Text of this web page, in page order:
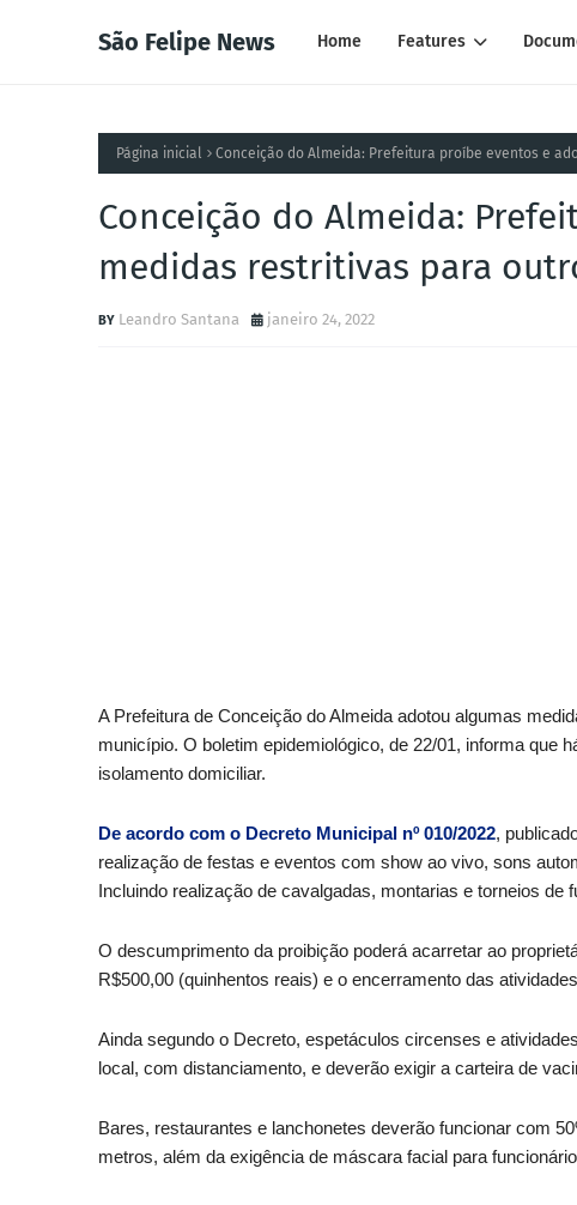
São Felipe News Home Features
Página inicial Conceição do Almeida: Prefeitura proíbe eventos e
Conceição do Almeida:
medidas restritivas para
Leandro Santana janeiro 24, 2022
A Prefeitura de Conceição do Almeida adotou algumas
município. O boletim epidemiológico, de 22/01, informa que
isolamento domiciliar.
De acordo com o Decreto Municipal nº 010/2022,
realização de festas e eventos com show ao vivo, sons
Incluindo realização de cavalgadas, montarias e torneios de
O descumprimento da proibição poderá acarretar ao
R$500,00 (quinhentos reais) e o encerramento das
Ainda segundo o Decreto, espetáculos circenses e
local, com distanciamento, e deverão exigir a carteira de
Bares, restaurantes e lanchonetes deverão funcionar com
metros, além da exigência de máscara facial para